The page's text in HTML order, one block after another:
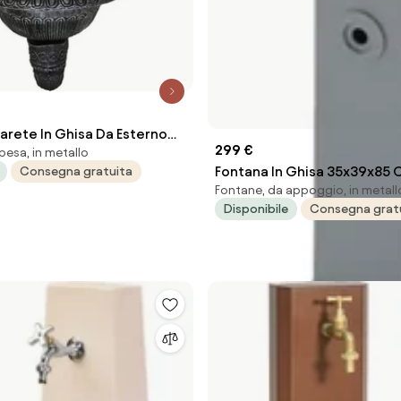
In Ghisa Da Esterno
Rubinetto In Ottone
in metallo
Consegna gratuita
299 €
Fontana In Ghisa 35x39x85
Rubinetto In Ottone Mod.
Antracite
Fontane, da appoggio, in
Disponibile
Consegna